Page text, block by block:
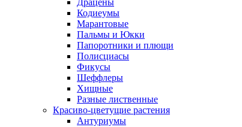
Драцены
Кодиеумы
Марантовые
Пальмы и Юкки
Папоротники и плющи
Полисциасы
Фикусы
Шеффлеры
Хищные
Разные лиственные
Красиво-цветущие растения
Антуриумы